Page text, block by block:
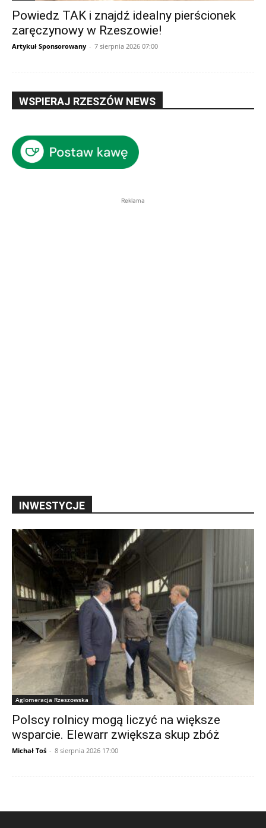
Powiedz TAK i znajdź idealny pierścionek
zaręczynowy w Rzeszowie!
Artykuł Sponsorowany - 7 sierpnia 2026 07:00
WSPIERAJ RZESZÓW NEWS
Reklama
INWESTYCJE
Aglomeracja Rzeszowska
Polscy rolnicy mogą liczyć na większe
wsparcie. Elewarr zwiększa skup zbóż
Michał Toś - 8 sierpnia 2026 17:00